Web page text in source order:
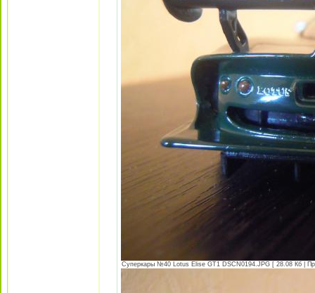
Суперкары №40 Lotus Еlise GT1 DSCN0194.JPG [ 28.08 Кб |